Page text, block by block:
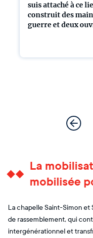
suis attaché à ce
construit des
guerre et deux
La
mobilisée
La chapelle Saint-Simon
de rassemblement, qui
intergénérationnel et